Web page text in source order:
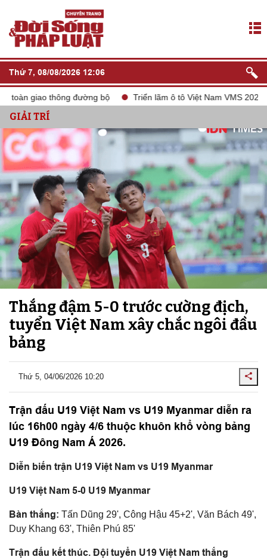
Thứ 7, 08/08/2026 12:06
thông đường bộ Triển lãm ô tô Việt Nam VMS 2024
GIẢI TRÍ
Thắng đậm 5-0 trước cường địch,
tuyển Việt Nam xây chắc ngôi đầu
bảng
Thứ 5, 04/06/2026 10:20
Trận đấu U19 Việt Nam vs U19 Myanmar diễn ra
lúc 16h00 ngày 4/6 thuộc khuôn khổ vòng bảng
U19 Đông Nam Á 2026.
Diễn biến trận U19 Việt Nam vs U19 Myanmar
U19 Việt Nam 5-0 U19 Myanmar
Bàn thắng: Tấn Dũng 29', Công Hậu 45+2', Văn Bách 49',
Duy Khang 63', Thiên Phú 85'
Trận đấu kết thúc. Đội tuyển U19 Việt Nam thắng